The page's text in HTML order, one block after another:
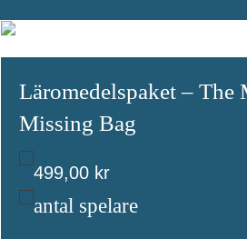
Läromedelspaket – The
Missing Bag
499,00 kr
antal spelare